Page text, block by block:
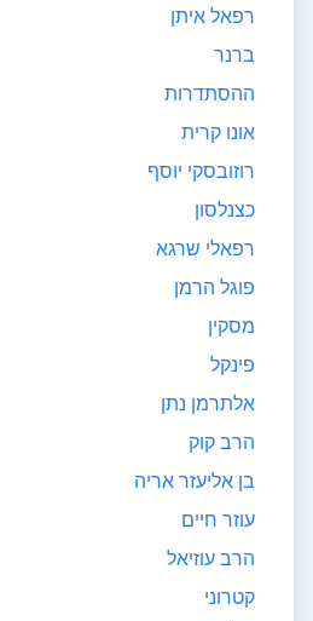
רפאל איתן
ברנר
ההסתדרות
אונו קרית
רוזובסקי יוסף
כצנלסון
רפאלי שרגא
פוגל הרמן
מסקין
פינקל
אלתרמן נתן
הרב קוק
בן אליעזר אריה
עוזר חיים
הרב עוזיאל
קטרוני